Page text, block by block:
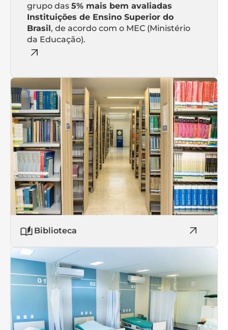
grupo das 5% mais bem avaliadas
Instituições de Ensino Superior do
Brasil, de acordo com o MEC (Ministério
da Educação).
Biblioteca